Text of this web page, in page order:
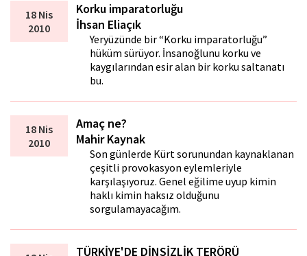
18 Nis
2010
Korku imparatorluğu
İhsan Eliaçık
Yeryüzünde bir “Korku imparatorluğu”
hüküm sürüyor. İnsanoğlunu korku ve
kaygılarından esir alan bir korku saltanatı
bu.
18 Nis
2010
Amaç ne?
Mahir Kaynak
Son günlerde Kürt sorunundan kaynaklanan
çeşitli provokasyon eylemleriyle
karşılaşıyoruz. Genel eğilime uyup kimin
haklı kimin haksız olduğunu
sorgulamayacağım.
TÜRKİYE'DE DİNSİZLİK TERÖRÜ